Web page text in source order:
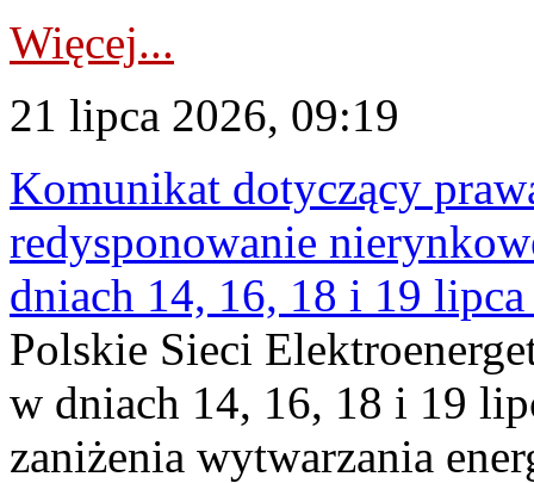
Więcej...
21 lipca 2026, 09:19
Komunikat dotyczący
redysponowanie
dniach 14, 16, 18 i 19
Polskie Sieci
w dniach 14, 16, 18 i 19
zaniżenia wytwarzania